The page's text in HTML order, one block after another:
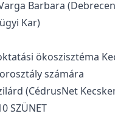
Barbara
Kar)
ökoszisztéma
számára
(CédrusNet
SZÜNET